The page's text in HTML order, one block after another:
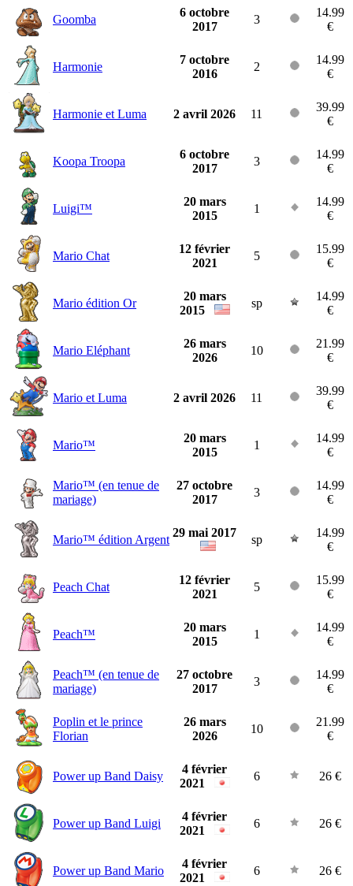
Goomba
6 octobre
2017
3
14.99
€
Harmonie
7 octobre
2016
2
14.99
€
Harmonie et Luma 2 avril 2026 11
39.99
€
Koopa Troopa
6 octobre
2017
3
14.99
€
Luigi™
20 mars
2015
1
14.99
€
Mario Chat
12 février
2021
5
15.99
€
Mario édition Or
20 mars
2015
sp
14.99
€
Mario Eléphant
26 mars
2026
10
21.99
€
Mario et Luma 2 avril 2026 11
39.99
€
Mario™
20 mars
2015
1
14.99
€
Mario™ (en tenue de
mariage)
27 octobre
2017
3
14.99
€
Mario™ édition Argent
29 mai 2017
sp
14.99
€
Peach Chat
12 février
2021
5
15.99
€
Peach™
20 mars
2015
1
14.99
€
Peach™ (en tenue de
mariage)
27 octobre
2017
3
14.99
€
Poplin et le prince
Florian
26 mars
2026
10
21.99
€
Power up Band Daisy
4 février
2021
6 26 €
Power up Band Luigi
4 février
2021
6 26 €
Power up Band Mario
4 février
2021
6 26 €